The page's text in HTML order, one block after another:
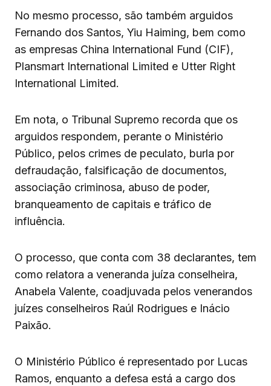
No mesmo processo, são também arguidos
Fernando dos Santos, Yiu Haiming, bem como
as empresas China International Fund (CIF),
Plansmart International Limited e Utter Right
International Limited.
Em nota, o Tribunal Supremo recorda que os
arguidos respondem, perante o Ministério
Público, pelos crimes de peculato, burla por
defraudação, falsificação de documentos,
associação criminosa, abuso de poder,
branqueamento de capitais e tráfico de
influência.
O processo, que conta com 38 declarantes, tem
como relatora a veneranda juíza conselheira,
Anabela Valente, coadjuvada pelos venerandos
juízes conselheiros Raúl Rodrigues e Inácio
Paixão.
O Ministério Público é representado por Lucas
Ramos, enquanto a defesa está a cargo dos